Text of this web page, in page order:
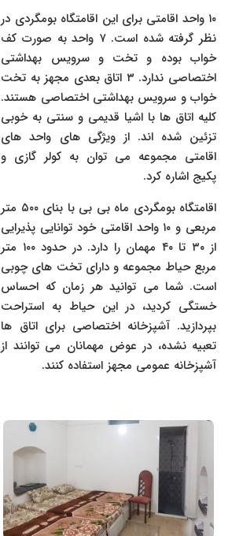
۱۰ واحد اقامتی برای این اقامتگاه بومگردی در
نظر گرفته شده است. ۷ واحد به صورت کف
خواب بوده و تخت و سرویس بهداشتی
اختصاصی ندارد. ۳ اتاق بعدی مجهز به تخت
خواب و سرویس بهداشتی اختصاصی هستند.
کلیه اتاق ها با اشیا قدیمی و سنتی به خوبی
تزئین شده اند. از ویژگی های واحد های
اقامتی مجموعه می توان به کولر گازی و
پکیج اشاره کرد.
اقامتگاه بومگردی ماه بی بی با بنای ۵۰۰ متر
مربعی و ۱۰ واحد اقامتی خود توانایی پذیرایی
از ۳۰ تا ۴۰ مهمان را دارد. در حدود ۱۰۰ متر
مربع حیاط مجموعه و دارای تخت های چوبی
است. شما می توانید هر زمان که احساس
خستگی کردید، در این حیاط به استراحت
بپردازید. آشپزخانه اختصاصی برای اتاق ها
تعبیه نشده، در عوض مهمانان می توانند از
آشپزخانه عمومی مجهز استفاده کنند.